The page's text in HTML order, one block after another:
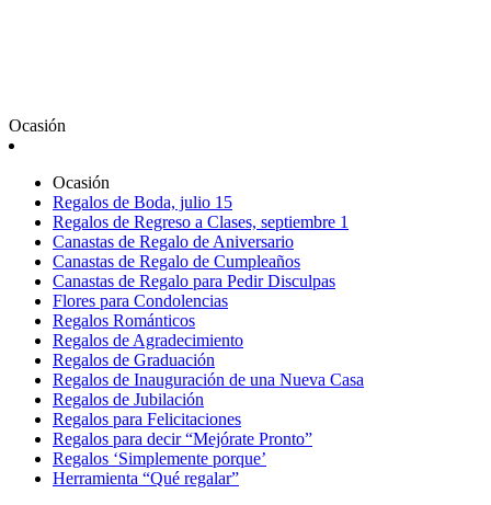
Ocasión
Ocasión
Regalos de Boda, julio 15
Regalos de Regreso a Clases, septiembre 1
Canastas de Regalo de Aniversario
Canastas de Regalo de Cumpleaños
Canastas de Regalo para Pedir Disculpas
Flores para Condolencias
Regalos Románticos
Regalos de Agradecimiento
Regalos de Graduación
Regalos de Inauguración de una Nueva Casa
Regalos de Jubilación
Regalos para Felicitaciones
Regalos para decir “Mejórate Pronto”
Regalos ‘Simplemente porque’
Herramienta “Qué regalar”